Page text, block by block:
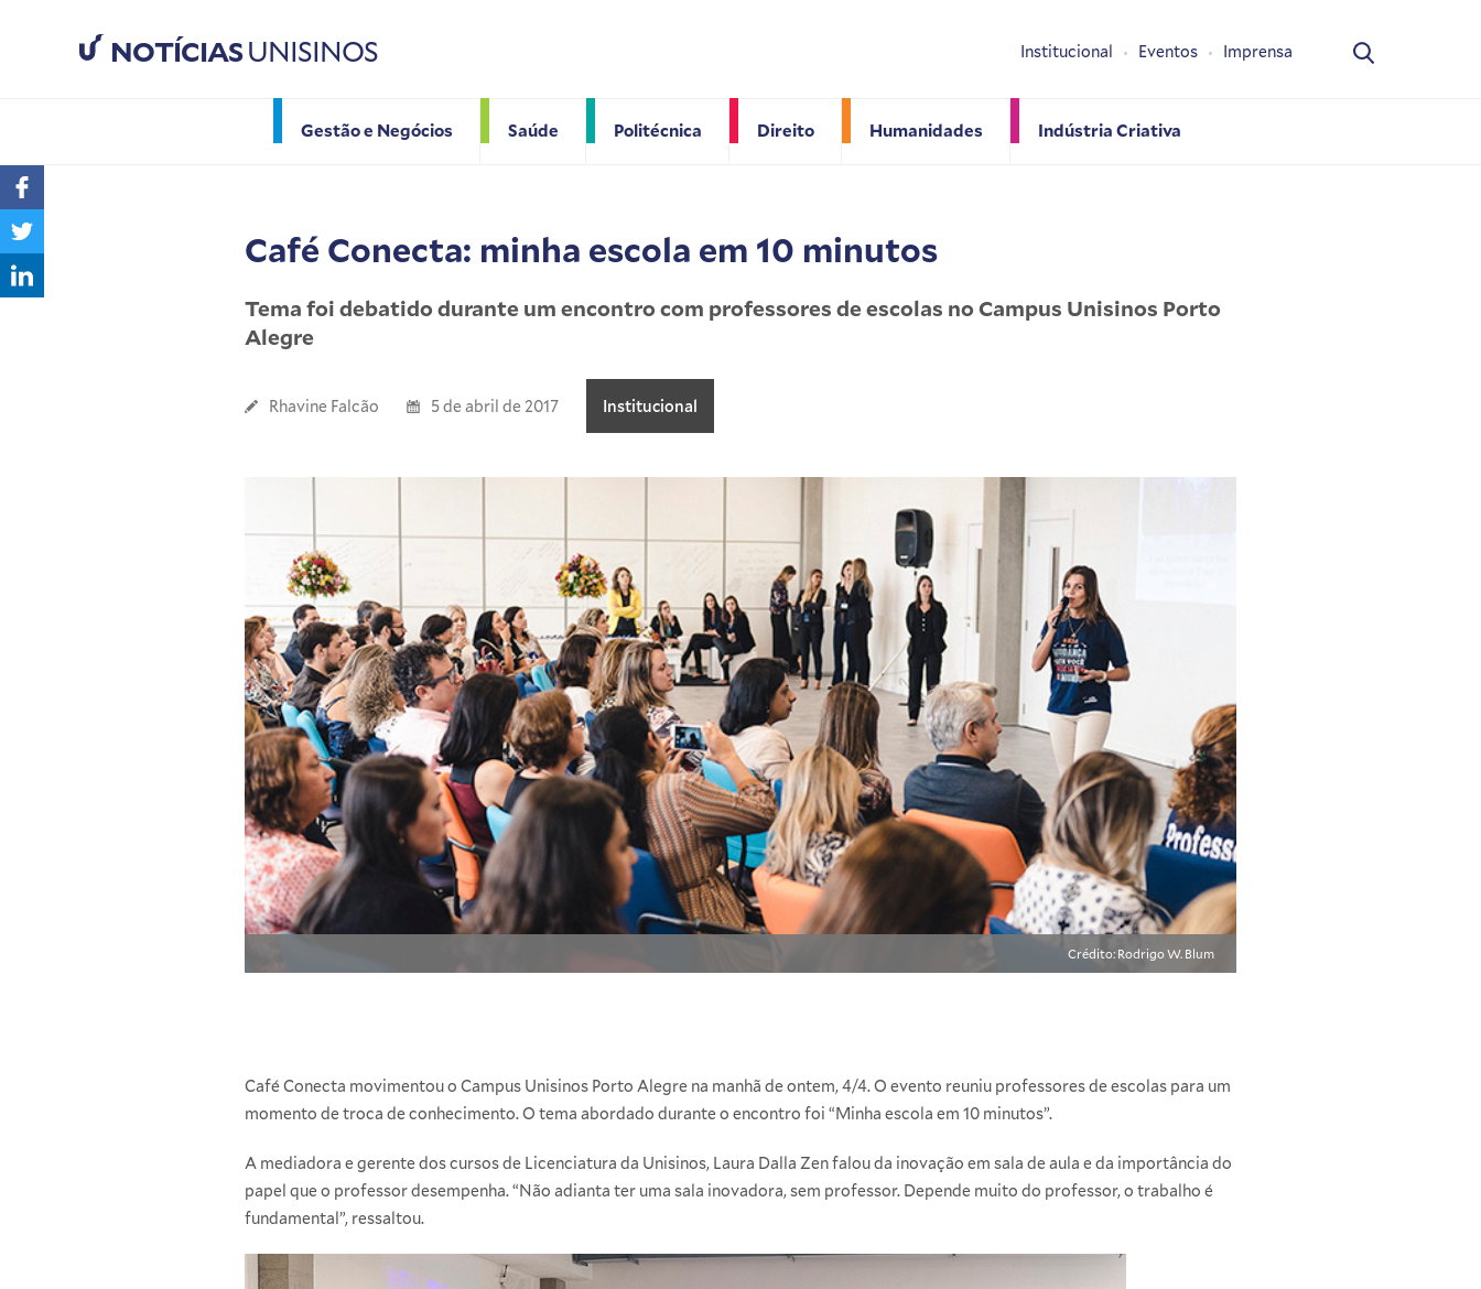
NOTÍCIASUNISINOS
Gestão e Negócios Saúde Politécnica Direito Humanidades Indústria Criativa
Institucional Eventos Imprensa
Café Conecta: minha escola em 10 minutos
Tema foi debatido durante um encontro com professores de escolas no Campus Unisinos Porto
Alegre
Rhavine Falcão 5 de abril de 2017 Institucional
Crédito: Rodrigo W. Blum
Café Conecta movimentou o Campus Unisinos Porto Alegre na manhã de ontem, 4/4. O evento reuniu professores de escolas para um
momento de troca de conhecimento. O tema abordado durante o encontro foi “Minha escola em 10 minutos”.
A mediadora e gerente dos cursos de Licenciatura da Unisinos, Laura Dalla Zen falou da inovação em sala de aula e da importância do
papel que o professor desempenha. “Não adianta ter uma sala inovadora, sem professor. Depende muito do professor, o trabalho é
fundamental”, ressaltou.